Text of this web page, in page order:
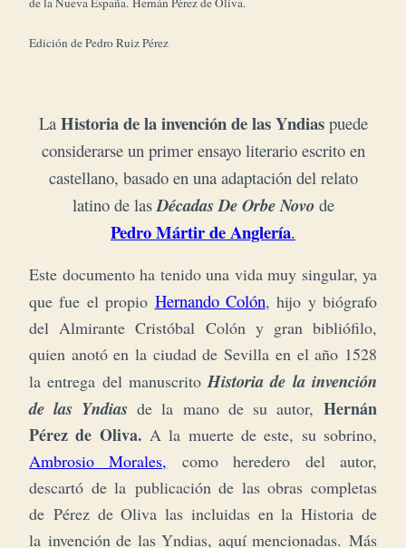
Edición de Pedro Ruiz Pérez
La Historia de la invención de las Yndiaspuede
considerarse un primer ensayo literario escrito en
castellano, basado en una adaptación del relato
latino de lasDécadas De Orbe Novo de
Pedro Mártir de Anglería.
Este documento ha tenido una vida muy singular, ya
que fue el propio Hernando Colón, hijo y biógrafo
del Almirante Cristóbal Colón y gran bibliófilo,
quien anotó en la ciudad de Sevilla en el año 1528
la entrega del manuscritoHistoria de la invención
de las Yndias de la mano de su autor,Hernán
Pérez de Oliva. A la muerte de este, su sobrino,
Ambrosio Morales, como heredero del autor,
descartó de la publicación de las obras completas
de Pérez de Oliva las incluidas en la Historia de
la invención de las Yndias, aquí mencionadas. Más